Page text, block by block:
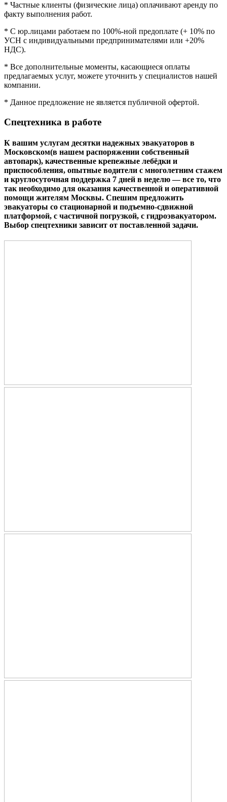
* Частные клиенты (физические лица) оплачивают аренду по
факту выполнения работ.
* С юр.лицами работаем по 100%-ной предоплате (+ 10% по
УСН с индивидуальными предпринимателями или +20%
НДС).
* Все дополнительные моменты, касающиеся оплаты
предлагаемых услуг, можете уточнить у специалистов нашей
компании.
* Данное предложение не является публичной офертой.
Спецтехника в работе
К вашим услугам десятки надежных эвакуаторов в
Московском(в нашем распоряжении собственный
автопарк), качественные крепежные лебёдки и
приспособления, опытные водители с многолетним стажем
и круглосуточная поддержка 7 дней в неделю — все то, что
так необходимо для оказания качественной и оперативной
помощи жителям Москвы. Спешим предложить
эвакуаторы со стационарной и подъемно-сдвижной
платформой, с частичной погрузкой, с гидроэвакуатором.
Выбор спецтехники зависит от поставленной задачи.